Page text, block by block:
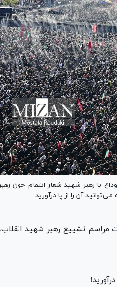
با رهبر شهید شعار انتقام خون رهبر
آن را از پا درآورید.
مراسم تشییع رهبر شهید